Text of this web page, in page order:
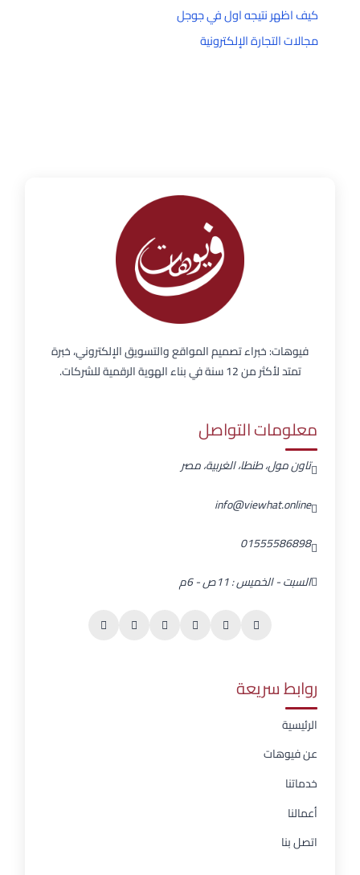
كيف اظهر نتيجه اول في جوجل
مجالات التجارة الإلكترونية
فيوهات: خبراء تصميم المواقع والتسويق الإلكتروني، خبرة
تمتد لأكثر من 12 سنة في بناء الهوية الرقمية للشركات.
معلومات التواصل
تاون مول، طنطا، الغربية، مصر
info@viewhat.online
01555586898
السبت - الخميس : 11ص - 6م
روابط سريعة
الرئيسية
عن فيوهات
خدماتنا
أعمالنا
اتصل بنا